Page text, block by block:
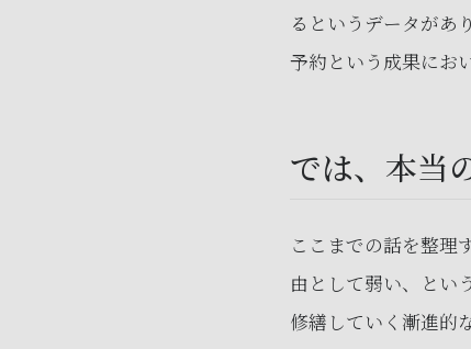
るというデータがあ
予約という成果にお
では、本当
ここまでの話を整理
由として弱い、とい
修繕していく漸進的